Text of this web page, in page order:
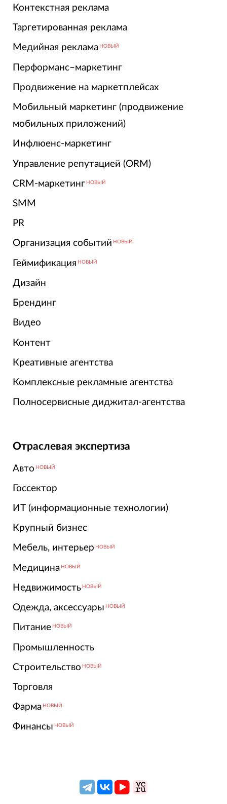
Контекстная реклама
Таргетированная реклама
Медийная реклама НОВЫЙ
Перформанс–маркетинг
Продвижение на маркетплейсах
Мобильный маркетинг (продвижение
мобильных приложений)
Инфлюенс-маркетинг
Управление репутацией (ORM)
CRM-маркетинг НОВЫЙ
SMM
PR
Организация событий НОВЫЙ
Геймификация НОВЫЙ
Дизайн
Брендинг
Видео
Контент
Креативные агентства
Комплексные рекламные агентства
Полносервисные диджитал-агентства
Отраслевая экспертиза
Авто НОВЫЙ
Госсектор
ИТ (информационные технологии)
Крупный бизнес
Мебель, интерьер НОВЫЙ
Медицина НОВЫЙ
Недвижимость НОВЫЙ
Одежда, аксессуары НОВЫЙ
Питание НОВЫЙ
Промышленность
Строительство НОВЫЙ
Торговля
Фарма НОВЫЙ
Финансы НОВЫЙ